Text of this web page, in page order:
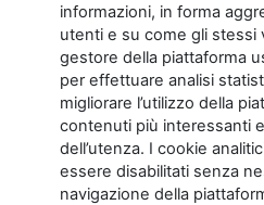
informazioni, in forma
utenti e su come gli stessi
gestore della piattaforma
per effettuare analisi
migliorare l’utilizzo della
contenuti più interessanti
dell’utenza. I cookie
essere disabilitati senza
navigazione della